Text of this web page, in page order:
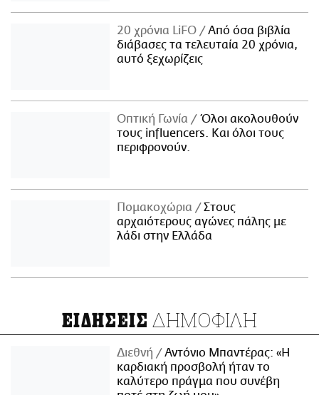
20 χρόνια LiFO
Από όσα βιβλία
διάβασες τα τελευταία 20 χρόνια,
αυτό ξεχωρίζεις
Οπτική Γωνία
Όλοι ακολουθούν
τους influencers. Και όλοι τους
περιφρονούν.
Πομακοχώρια
Στους
αρχαιότερους αγώνες πάλης με
λάδι στην Ελλάδα
ΕΙΔΗΣΕΙΣ ΔΗΜΟΦΙΛΗ
Διεθνή
Αντόνιο Μπαντέρας: «Η
καρδιακή προσβολή ήταν το
καλύτερο πράγμα που συνέβη